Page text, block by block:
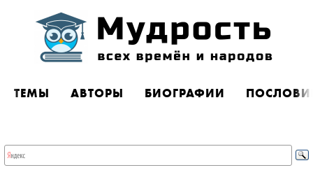
ТЕМЫ АВТОРЫ БИОГРАФИИ